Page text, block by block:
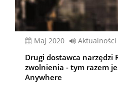
Maj 2020 Aktualności
Drugi dostawca narzędzi
zwolnienia - tym razem
Anywhere